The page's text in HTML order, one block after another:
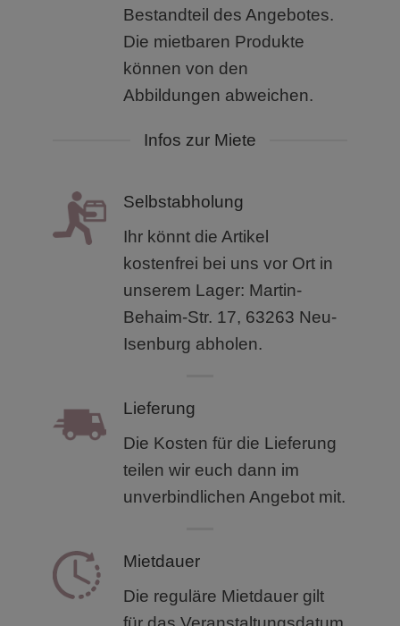
Bestandteil des Angebotes.
Die mietbaren Produkte
können von den
Abbildungen abweichen.
Infos zur Miete
Selbstabholung
Ihr könnt die Artikel
kostenfrei bei uns vor Ort in
unserem Lager: Martin-
Behaim-Str. 17, 63263 Neu-
Isenburg abholen.
Lieferung
Die Kosten für die Lieferung
teilen wir euch dann im
unverbindlichen Angebot mit.
Mietdauer
Die reguläre Mietdauer gilt